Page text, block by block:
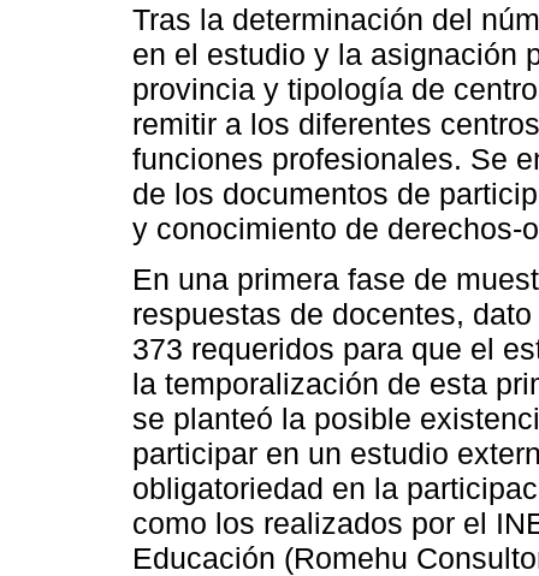
Tras la determinación del
en el estudio y la asignación
provincia y tipología de
remitir a los diferentes
funciones profesionales. Se
de los documentos de
y conocimiento de derechos-
En una primera fase de
respuestas de docentes,
373 requeridos para que el
la temporalización de esta
se planteó la posible
participar en un estudio
obligatoriedad en la
como los realizados por el
Educación (Romehu